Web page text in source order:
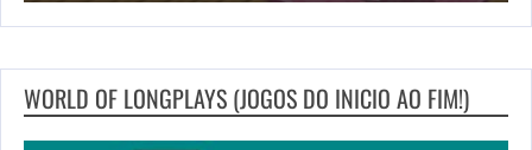
WORLD OF LONGPLAYS (JOGOS DO INICIO AO FIM!)